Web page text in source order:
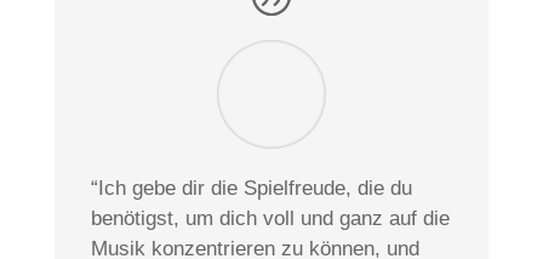
“Ich gebe dir die Spielfreude, die du
benötigst, um dich voll und ganz auf die
Musik konzentrieren zu können, und